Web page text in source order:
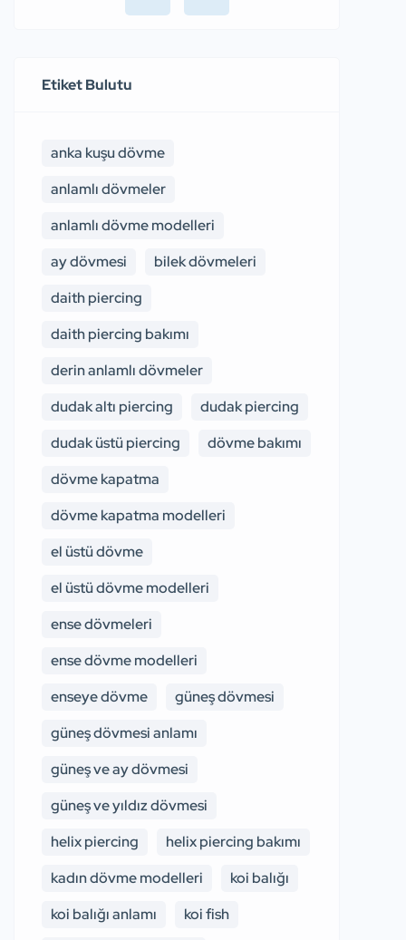
Etiket Bulutu
anka kuşu dövme
anlamlı dövmeler
anlamlı dövme modelleri
ay dövmesi
bilek dövmeleri
daith piercing
daith piercing bakımı
derin anlamlı dövmeler
dudak altı piercing
dudak piercing
dudak üstü piercing
dövme bakımı
dövme kapatma
dövme kapatma modelleri
el üstü dövme
el üstü dövme modelleri
ense dövmeleri
ense dövme modelleri
enseye dövme
güneş dövmesi
güneş dövmesi anlamı
güneş ve ay dövmesi
güneş ve yıldız dövmesi
helix piercing
helix piercing bakımı
kadın dövme modelleri
koi balığı
koi balığı anlamı
koi fish